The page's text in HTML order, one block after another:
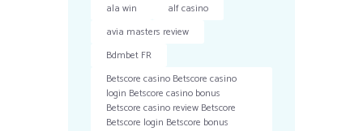
ala win
alf casino
avia masters review
Bdmbet FR
Betscore casino Betscore casino
login Betscore casino bonus
Betscore casino review Betscore
Betscore login Betscore bonus